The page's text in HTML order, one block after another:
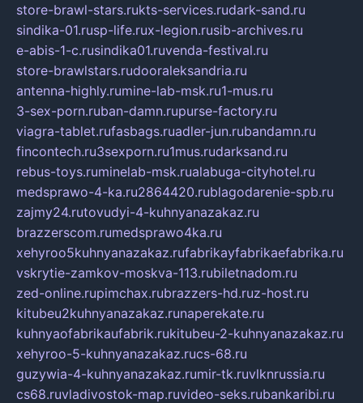
store-brawl-stars.rukts-services.rudark-sand.ru
sindika-01.rusp-life.rux-legion.rusib-archives.ru
e-abis-1-c.rusindika01.ruvenda-festival.ru
store-brawlstars.rudooraleksandria.ru
antenna-highly.rumine-lab-msk.ru1-mus.ru
3-sex-porn.ruban-damn.rupurse-factory.ru
viagra-tablet.rufasbags.ruadler-jun.rubandamn.ru
fincontech.ru3sexporn.ru1mus.rudarksand.ru
rebus-toys.ruminelab-msk.rualabuga-cityhotel.ru
medsprawo-4-ka.ru2864420.rublagodarenie-spb.ru
zajmy24.rutovudyi-4-kuhnyanazakaz.ru
brazzerscom.rumedsprawo4ka.ru
xehyroo5kuhnyanazakaz.rufabrikayfabrikaefabrika.ru
vskrytie-zamkov-moskva-113.rubiletnadom.ru
zed-online.rupimchax.rubrazzers-hd.ruz-host.ru
kitubeu2kuhnyanazakaz.runaperekate.ru
kuhnyaofabrikaufabrik.rukitubeu-2-kuhnyanazakaz.ru
xehyroo-5-kuhnyanazakaz.rucs-68.ru
guzywia-4-kuhnyanazakaz.rumir-tk.ruvlknrussia.ru
cs68.ruvladivostok-map.ruvideo-seks.rubankaribi.ru